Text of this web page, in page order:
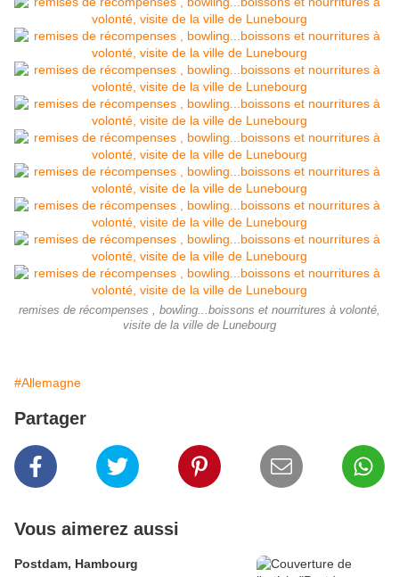
remises de récompenses , bowling...boissons et nourritures à volonté,
visite de la ville de Lunebourg
#Allemagne
Partager
Vous aimerez aussi
Postdam, Hambourg